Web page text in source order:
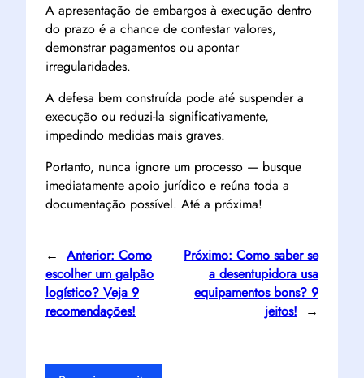
A apresentação de embargos à execução dentro
do prazo é a chance de contestar valores,
demonstrar pagamentos ou apontar
irregularidades.
A defesa bem construída pode até suspender a
execução ou reduzi-la significativamente,
impedindo medidas mais graves.
Portanto, nunca ignore um processo — busque
imediatamente apoio jurídico e reúna toda a
documentação possível. Até a próxima!
← Anterior: Como
escolher um galpão
logístico? Veja 9
recomendações!
Próximo: Como saber se
a desentupidora usa
equipamentos bons? 9
jeitos!
→